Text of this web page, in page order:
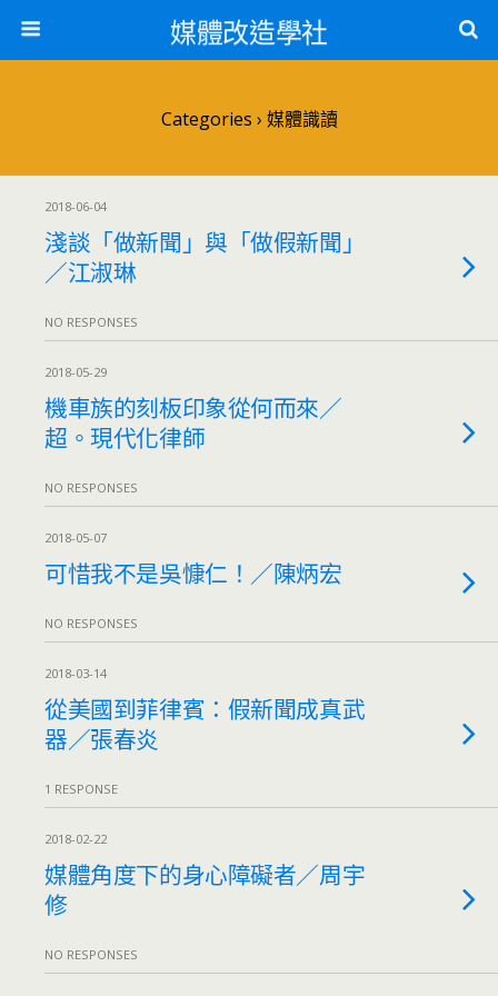
媒體改造學社
Categories › 媒體識讀
2018-06-04
淺談「做新聞」與「做假新聞」
／江淑琳
NO RESPONSES
2018-05-29
機車族的刻板印象從何而來／
超。現代化律師
NO RESPONSES
2018-05-07
可惜我不是吳慷仁！／陳炳宏
NO RESPONSES
2018-03-14
從美國到菲律賓：假新聞成真武
器／張春炎
1 RESPONSE
2018-02-22
媒體角度下的身心障礙者／周宇
修
NO RESPONSES